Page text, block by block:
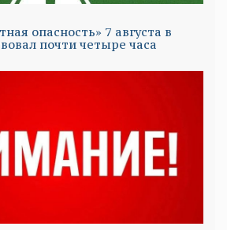
опасность» 7 августа в
почти четыре часа